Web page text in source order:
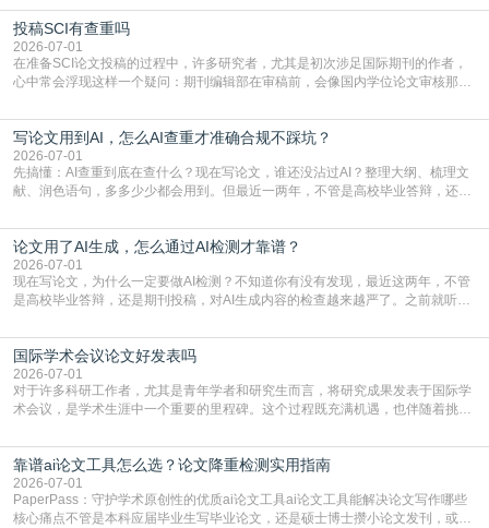
到秃头。这时候靠谱的AI降重真的就是救命稻草，选对工具，半天就能搞定你两
三天都做不完的事。不是所有人都需要用AI降重，但如果你符合下面这些场景，
真的可以试试：初稿写完重复率远超要
投稿SCI有查重吗
2026-07-01
在准备SCI论文投稿的过程中，许多研究者，尤其是初次涉足国际期刊的作者，
心中常会浮现这样一个疑问：期刊编辑部在审稿前，会像国内学位论文审核那
论文的初审通过率。实际上，SCI期刊对重复内容的审查是严谨投稿流程中不可
或缺的一环。本篇AEIC学术交流中心小编就为大家介绍“投稿SCI有查重吗”。
一、查重是标准流程答案是明确的：绝大多数S
写论文用到AI，怎么AI查重才准确合规不踩坑？
2026-07-01
先搞懂：AI查重到底在查什么？现在写论文，谁还没沾过AI？整理大纲、梳理文
献、润色语句，多多少少都会用到。但最近一两年，不管是高校毕业答辩，还是
须加做AI查重。很多人分不清，AI查重和普通查重到底有啥区别？这里说透：普
通查重查的是你的文字和已公开文献的重复比例，防的是抄袭；AI查重查的是你
的内容里，有多少是AI生成的，防的是过
论文用了AI生成，怎么通过AI检测才靠谱？
2026-07-01
现在写论文，为什么一定要做AI检测？不知道你有没有发现，最近这两年，不管
是高校毕业答辩，还是期刊投稿，对AI生成内容的检查越来越严了。之前就听身
要求修改，还差点被判定学术不规范，真的太冤了。现在国内多数高校和核心期
刊，都已经明确出台了相关规定：如果使用AI生成内容辅助写作，必须明确标
注，未标注的AI生成内容会被认定为不符合学
国际学术会议论文好发表吗
2026-07-01
对于许多科研工作者，尤其是青年学者和研究生而言，将研究成果发表于国际学
术会议，是学术生涯中一个重要的里程碑。这个过程既充满机遇，也伴随着挑
疑问：国际学术会议论文到底好不好发表？其价值和难度究竟如何衡量。本篇
AEIC学术交流中心小编就为大家介绍“国际学术会议论文好发表吗”。一、会议论
文发表的相对优势与期刊论文相比，国际会议论文的发
靠谱ai论文工具怎么选？论文降重检测实用指南
2026-07-01
PaperPass：守护学术原创性的优质ai论文工具ai论文工具能解决论文写作哪些
核心痛点不管是本科应届毕业生写毕业论文，还是硕士博士攒小论文发刊，或是